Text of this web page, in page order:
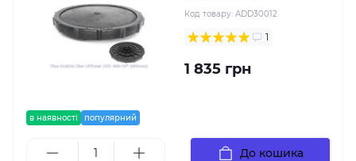
в наявності популярний
Код товару: ADD30012
1
1 835 грн
До кошика